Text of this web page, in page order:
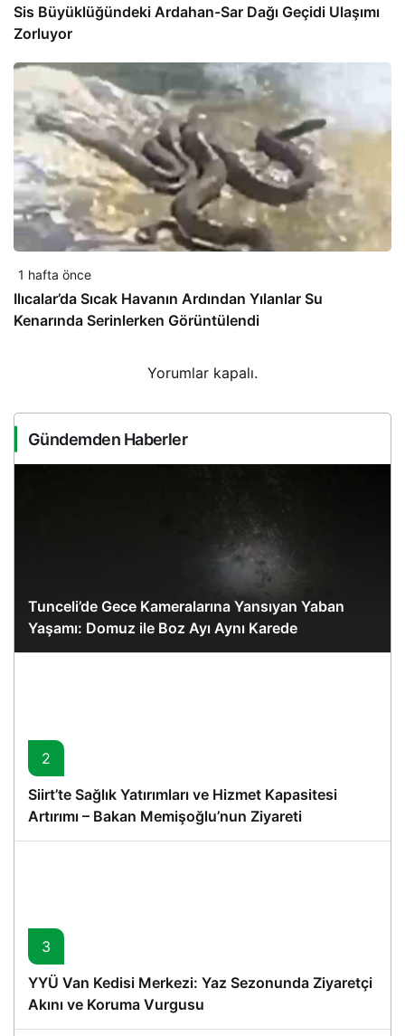
Sis Büyüklüğündeki Ardahan-Sar Dağı Geçidi Ulaşımı
Zorluyor
1 hafta önce
Ilıcalar’da Sıcak Havanın Ardından Yılanlar Su
Kenarında Serinlerken Görüntülendi
Yorumlar kapalı.
Gündemden Haberler
Tunceli’de Gece Kameralarına Yansıyan Yaban
Yaşamı: Domuz ile Boz Ayı Aynı Karede
2
Siirt’te Sağlık Yatırımları ve Hizmet Kapasitesi
Artırımı – Bakan Memişoğlu’nun Ziyareti
3
YYÜ Van Kedisi Merkezi: Yaz Sezonunda Ziyaretçi
Akını ve Koruma Vurgusu